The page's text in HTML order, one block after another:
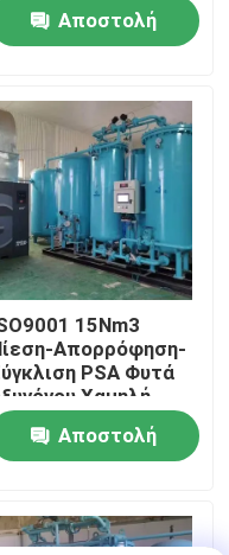
Hr
Αποστολή
15Nm3
Απορρόφηση-
PSA Φυτά
Χαμηλή
Αποστολή